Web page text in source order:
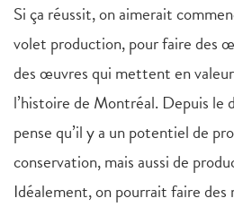
Si ça réussit, on aimerait
volet production, pour faire des
des œuvres qui mettent en
l’histoire de Montréal. Depuis le
pense qu’il y a un potentiel de
conservation, mais aussi de
Idéalement, on pourrait faire des